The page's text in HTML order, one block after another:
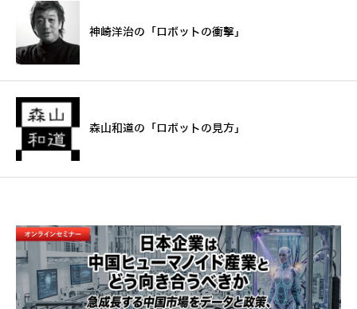
神崎洋治の「ロボットの衝撃」
森山和道の「ロボットの見方」